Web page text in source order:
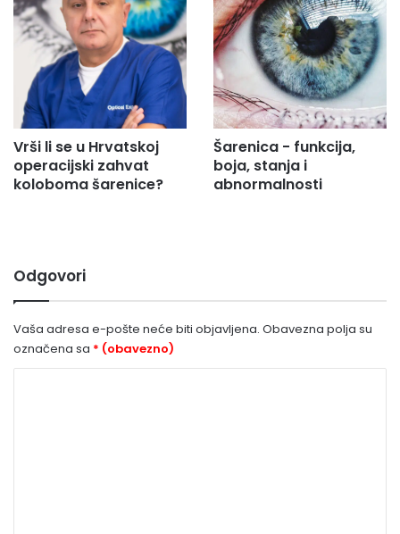
Vrši li se u Hrvatskoj
operacijski zahvat
koloboma šarenice?
Šarenica - funkcija,
boja, stanja i
abnormalnosti
Odgovori
Vaša adresa e-pošte neće biti objavljena. Obavezna polja su
označena sa * (obavezno)